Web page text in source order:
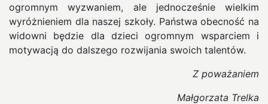
ogromnym wyzwaniem, ale jednocześnie wielkim
wyróżnieniem dla naszej szkoły. Państwa obecność na
widowni będzie dla dzieci ogromnym wsparciem i
motywacją do dalszego rozwijania swoich talentów.
Z poważaniem
Małgorzata Trelka